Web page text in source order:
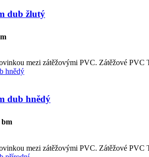
dub žlutý
mezi zátěžovými PVC. Zátěžové PVC
dub hnědý
bm
mezi zátěžovými PVC. Zátěžové PVC